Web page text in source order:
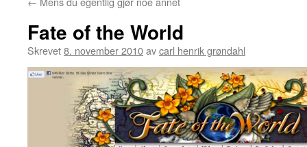
Fate of the World
Skrevet8. november 2010avcarl henrik grøndahl